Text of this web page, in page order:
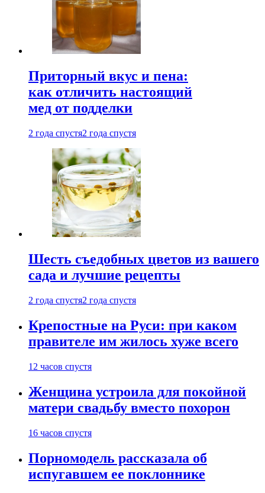
Приторный вкус и пена:
как отличить настоящий
мед от подделки
2 года спустя2 года спустя
Шесть съедобных цветов из вашего
сада и лучшие рецепты
2 года спустя2 года спустя
Крепостные на Руси: при каком
правителе им жилось хуже всего
12 часов спустя
Женщина устроила для покойной
матери свадьбу вместо похорон
16 часов спустя
Порномодель рассказала об
испугавшем ее поклоннике